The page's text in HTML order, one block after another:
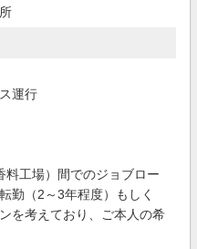
運行
工場）間でのジョブロー
勤（2～3年程度）もしく
を考えており、ご本人の希